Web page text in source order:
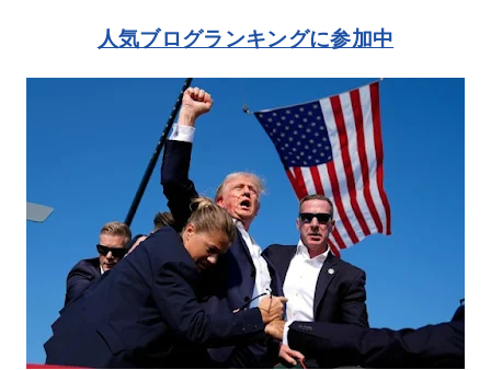
人気ブログランキングに参加中